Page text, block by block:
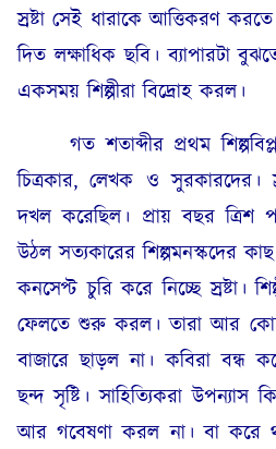
স্রষ্টা সেই ধারাকে আত্তিকরণ
দিত লক্ষাধিক ছবি। ব্যাপারটা
একসময় শিল্পীরা বিদ্রোহ করল।
গত শতাব্দীর প্রথম
চিত্রকার, লেখক ও সুরকারদের।
দখল করেছিল। প্রায় বছর ত্রিশ
উঠল সত্যকারের শিল্পমনস্কদের
কনসেপ্ট চুরি করে নিচ্ছে স্রষ্টা।
ফেলতে শুরু করল। তারা আর
বাজারে ছাড়ল না। কবিরা বন্ধ
ছন্দ সৃষ্টি। সাহিত্যিকরা উপন্যাস
আর গবেষণা করল না। বা করে